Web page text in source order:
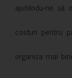
ajutându-ne să
costuri pentru
organiza mai